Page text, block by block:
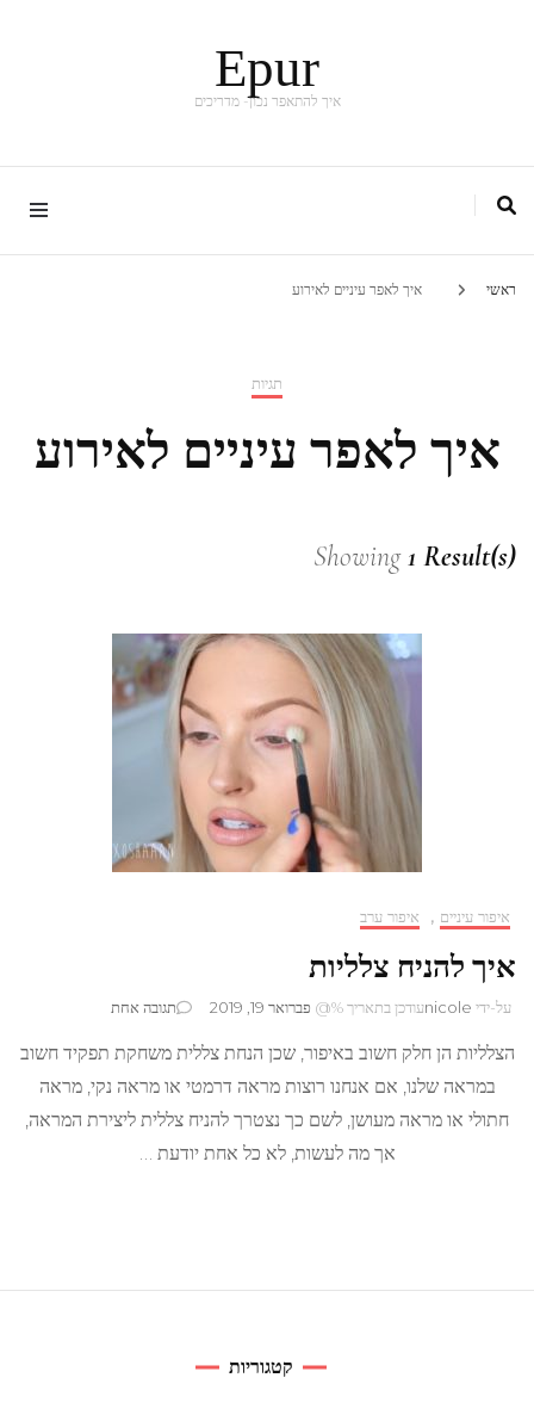
Epur
איך להתאפר נכון- מדריכים
ראשי איך לאפר עיניים לאירוע
תגיות
איך לאפר עיניים לאירוע
Showing1 Result(s)
איפור עיניים , איפור ערב
איך להניח צלליות
על-ידי nicoleעודכן בתאריך %@ פברואר 19, 2019 תגובה אחת
להניח
צלליות
הצלליות הן חלק חשוב באיפור, שכן הנחת צללית משחקת תפקיד חשוב
במראה שלנו, אם אנחנו רוצות מראה דרמטי או מראה נקי, מראה
חתולי או מראה מעושן, לשם כך נצטרך להניח צללית ליצירת המראה,
אך מה לעשות, לא כל אחת יודעת …
קטגוריות